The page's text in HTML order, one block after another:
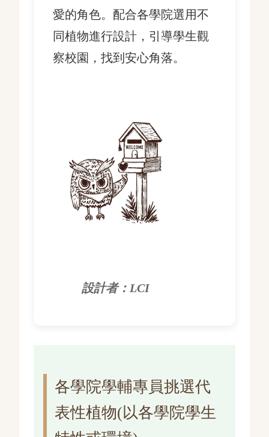
愛的角色。配合各學院選用不
同植物進行設計，引導學生觀
察校園，找到安心角落。
設計者：LCI
各學院學輔專員挑選代
表性植物(以各學院學生